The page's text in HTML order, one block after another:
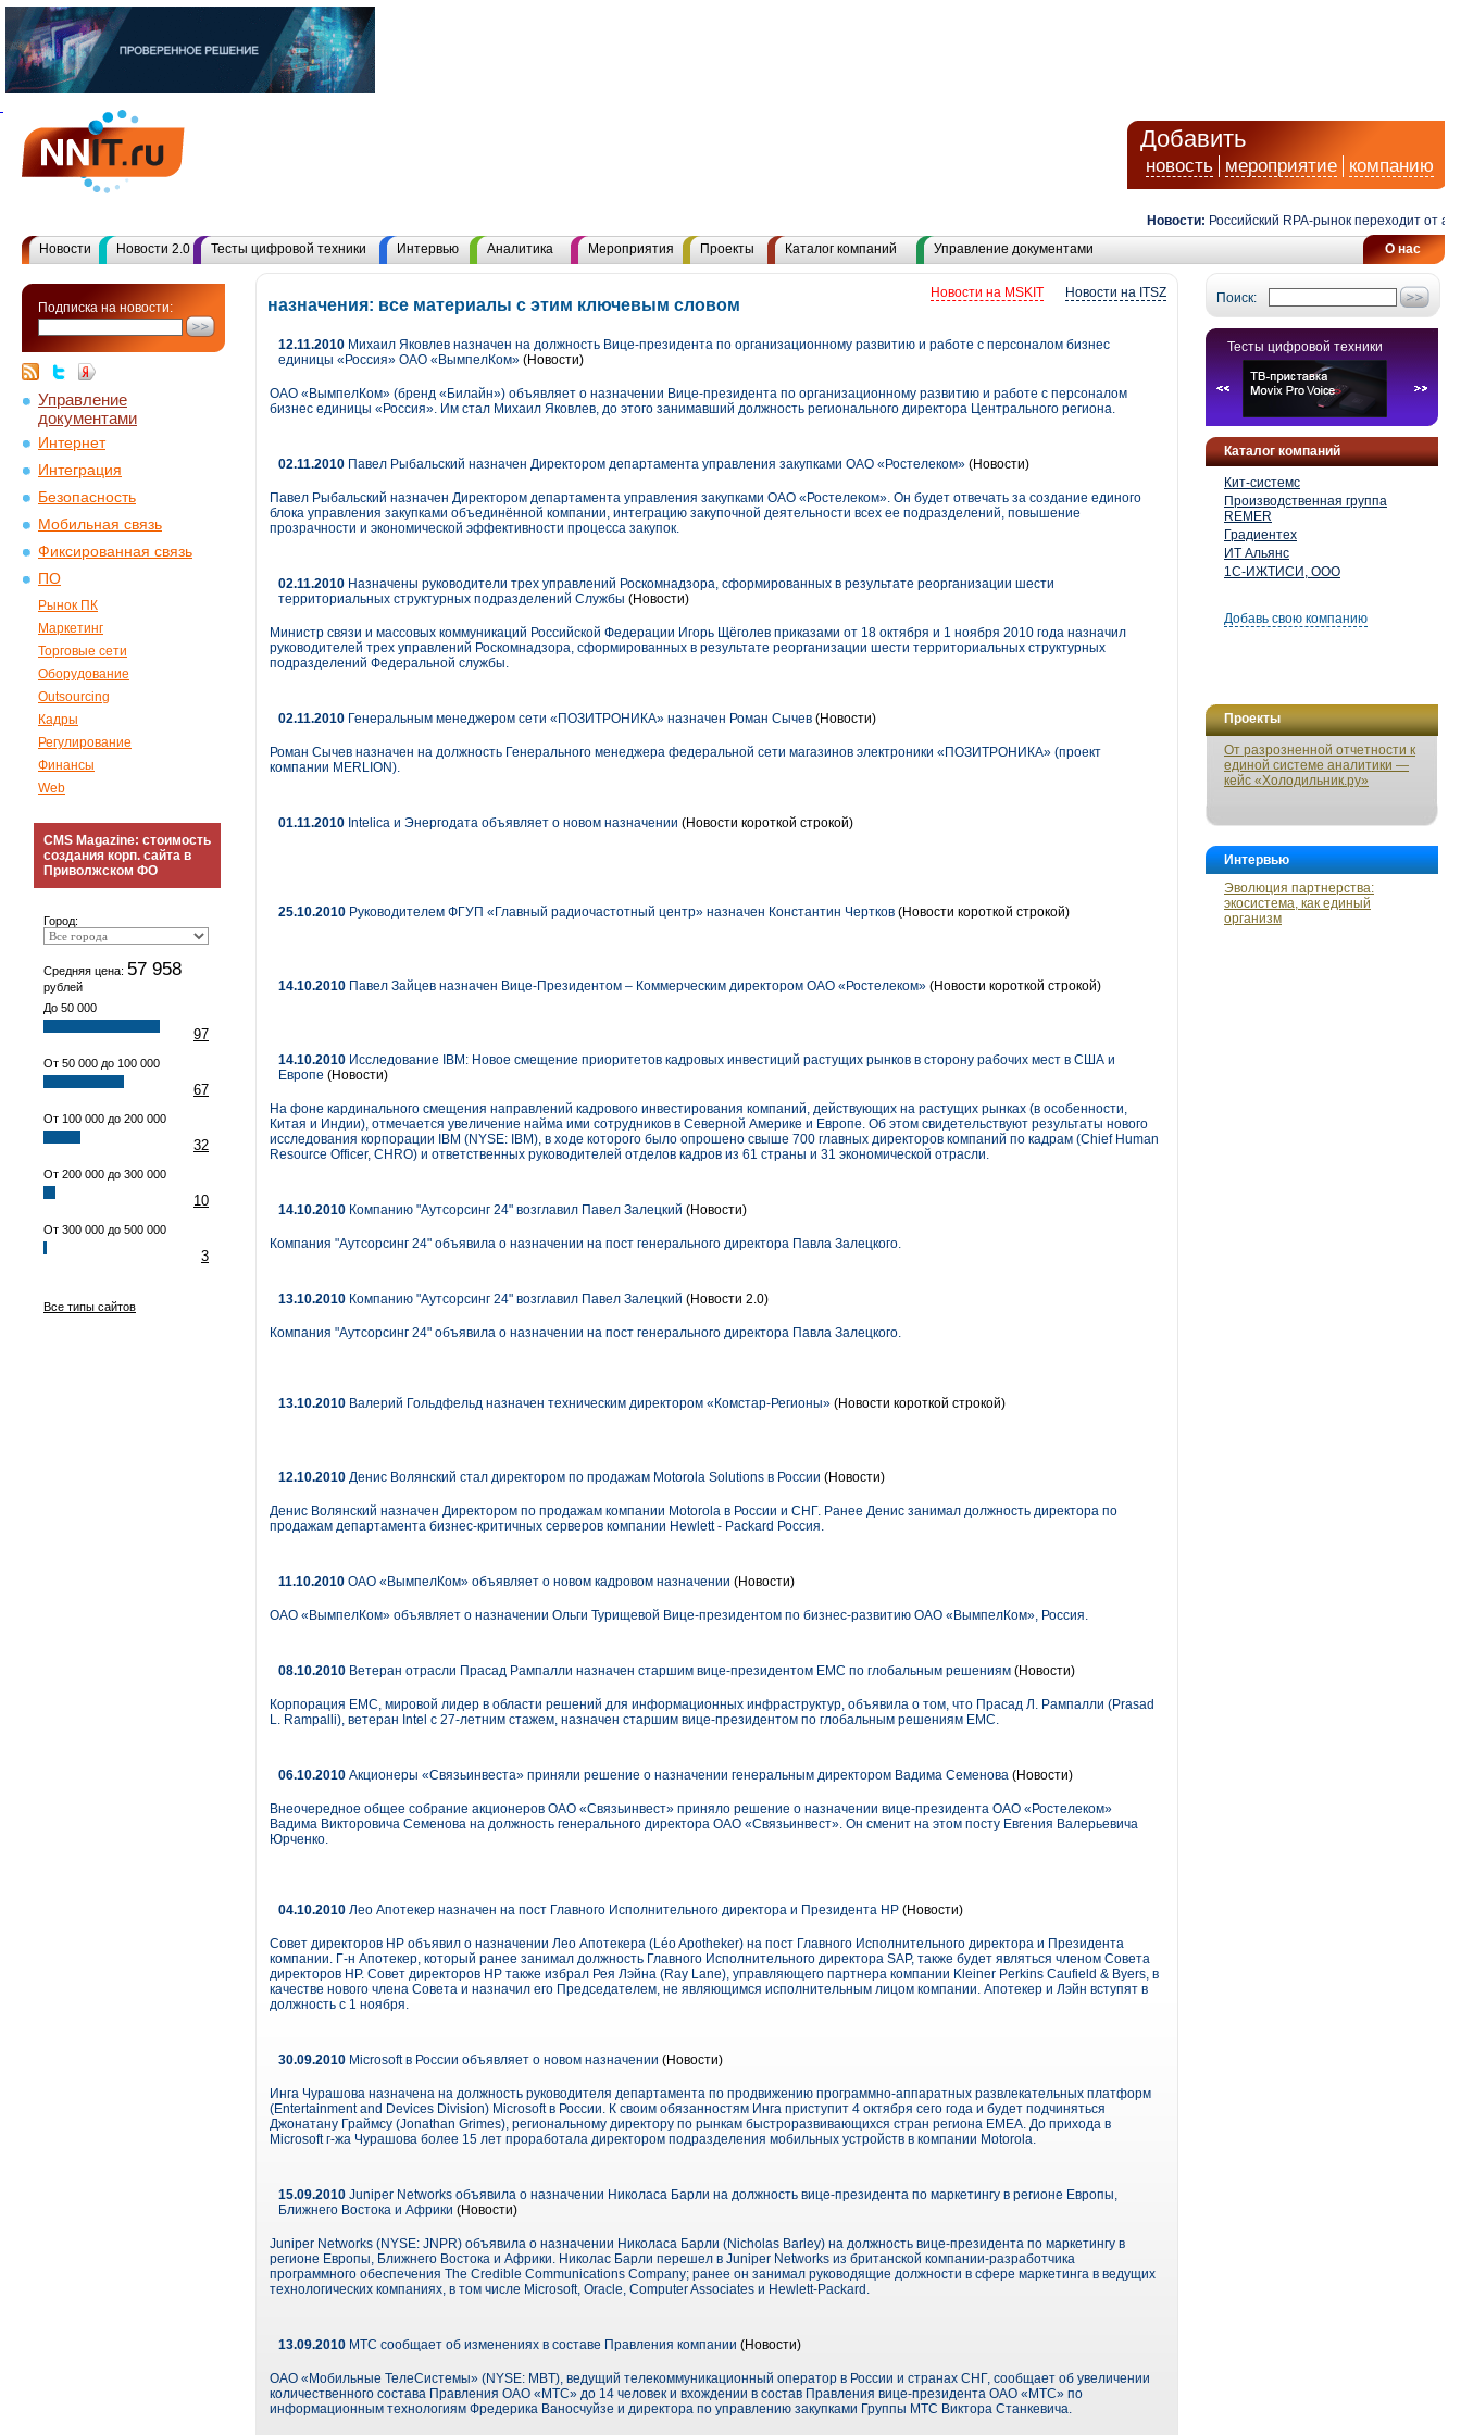
Добавить
новость мероприятие компанию
Новости: Российский RPA-рынок переходит от
О нас
Новости Новости 2.0 Тесты цифровой техники Интервью Аналитика Мероприятия Проекты Каталог компаний Управление документами
Подписка на новости:
Управление
документами
Интернет
Интеграция
Безопасность
Мобильная связь
Фиксированная связь
ПО
Рынок ПК
Маркетинг
Торговые сети
Оборудование
Outsourcing
Кадры
Регулирование
Финансы
Web
CMS Magazine: стоимость
создания корп. сайта в
Приволжском ФО
Город:
Средняя цена: 57 958
рублей
До 50 000
97
От 50 000 до 100 000
67
От 100 000 до 200 000
32
От 200 000 до 300 000
10
От 300 000 до 500 000
3
Все типы сайтов
Поиск:
Тесты цифровой техники
Каталог компаний
Кит-системс
Производственная группа
REMER
Градиентех
ИТ Альянс
1С-ИЖТИСИ, ООО
Добавь свою компанию
Проекты
От разрозненной отчетности к
единой системе аналитики —
кейс «Холодильник.ру»
Интервью
Эволюция партнерства:
экосистема, как единый
организм
Новости на ITSZ
Новости на MSKIT
назначения: все материалы с этим ключевым словом
12.11.2010 Михаил Яковлев назначен на должность Вице-президента по организационному развитию и работе с персоналом бизнес
единицы «Россия» ОАО «ВымпелКом» (Новости)
ОАО «ВымпелКом» (бренд «Билайн») объявляет о назначении Вице-президента по организационному развитию и работе с персоналом
бизнес единицы «Россия». Им стал Михаил Яковлев, до этого занимавший должность регионального директора Центрального региона.
02.11.2010 Павел Рыбальский назначен Директором департамента управления закупками ОАО «Ростелеком» (Новости)
Павел Рыбальский назначен Директором департамента управления закупками ОАО «Ростелеком». Он будет отвечать за создание единого
блока управления закупками объединённой компании, интеграцию закупочной деятельности всех ее подразделений, повышение
прозрачности и экономической эффективности процесса закупок.
02.11.2010 Назначены руководители трех управлений Роскомнадзора, сформированных в результате реорганизации шести
территориальных структурных подразделений Службы (Новости)
Министр связи и массовых коммуникаций Российской Федерации Игорь Щёголев приказами от 18 октября и 1 ноября 2010 года назначил
руководителей трех управлений Роскомнадзора, сформированных в результате реорганизации шести территориальных структурных
подразделений Федеральной службы.
02.11.2010 Генеральным менеджером сети «ПОЗИТРОНИКА» назначен Роман Сычев (Новости)
Роман Сычев назначен на должность Генерального менеджера федеральной сети магазинов электроники «ПОЗИТРОНИКА» (проект
компании MERLION).
01.11.2010 Intelica и Энергодата объявляет о новом назначении (Новости короткой строкой)
25.10.2010 Руководителем ФГУП «Главный радиочастотный центр» назначен Константин Чертков (Новости короткой строкой)
14.10.2010 Павел Зайцев назначен Вице-Президентом – Коммерческим директором ОАО «Ростелеком» (Новости короткой строкой)
14.10.2010 Исследование IBM: Новое смещение приоритетов кадровых инвестиций растущих рынков в сторону рабочих мест в США и
Европе (Новости)
На фоне кардинального смещения направлений кадрового инвестирования компаний, действующих на растущих рынках (в особенности,
Китая и Индии), отмечается увеличение найма ими сотрудников в Северной Америке и Европе. Об этом свидетельствуют результаты нового
исследования корпорации IBM (NYSE: IBM), в ходе которого было опрошено свыше 700 главных директоров компаний по кадрам (Chief Human
Resource Officer, CHRO) и ответственных руководителей отделов кадров из 61 страны и 31 экономической отрасли.
14.10.2010 Компанию "Аутсорсинг 24" возглавил Павел Залецкий (Новости)
Компания "Аутсорсинг 24" объявила о назначении на пост генерального директора Павла Залецкого.
13.10.2010 Компанию "Аутсорсинг 24" возглавил Павел Залецкий (Новости 2.0)
Компания "Аутсорсинг 24" объявила о назначении на пост генерального директора Павла Залецкого.
13.10.2010 Валерий Гольдфельд назначен техническим директором «Комстар-Регионы» (Новости короткой строкой)
12.10.2010 Денис Волянский стал директором по продажам Motorola Solutions в России (Новости)
Денис Волянский назначен Директором по продажам компании Motorola в России и СНГ. Ранее Денис занимал должность директора по
продажам департамента бизнес-критичных серверов компании Hewlett - Packard Россия.
11.10.2010 ОАО «ВымпелКом» объявляет о новом кадровом назначении (Новости)
ОАО «ВымпелКом» объявляет о назначении Ольги Турищевой Вице-президентом по бизнес-развитию ОАО «ВымпелКом», Россия.
08.10.2010 Ветеран отрасли Прасад Рампалли назначен старшим вице-президентом EMC по глобальным решениям (Новости)
Корпорация EMC, мировой лидер в области решений для информационных инфраструктур, объявила о том, что Прасад Л. Рампалли (Prasad
L. Rampalli), ветеран Intel с 27-летним стажем, назначен старшим вице-президентом по глобальным решениям EMC.
06.10.2010 Акционеры «Связьинвеста» приняли решение о назначении генеральным директором Вадима Семенова (Новости)
Внеочередное общее собрание акционеров ОАО «Связьинвест» приняло решение о назначении вице-президента ОАО «Ростелеком»
Вадима Викторовича Семенова на должность генерального директора ОАО «Связьинвест». Он сменит на этом посту Евгения Валерьевича
Юрченко.
04.10.2010 Лео Апотекер назначен на пост Главного Исполнительного директора и Президента HP (Новости)
Совет директоров HP объявил о назначении Лео Апотекера (Léo Apotheker) на пост Главного Исполнительного директора и Президента
компании. Г-н Апотекер, который ранее занимал должность Главного Исполнительного директора SAP, также будет являться членом Совета
директоров HP. Совет директоров НР также избрал Рея Лэйна (Ray Lane), управляющего партнера компании Kleiner Perkins Caufield & Byers, в
качестве нового члена Совета и назначил его Председателем, не являющимся исполнительным лицом компании. Апотекер и Лэйн вступят в
должность с 1 ноября.
30.09.2010 Microsoft в России объявляет о новом назначении (Новости)
Инга Чурашова назначена на должность руководителя департамента по продвижению программно-аппаратных развлекательных платформ
(Entertainment and Devices Division) Microsoft в России. К своим обязанностям Инга приступит 4 октября сего года и будет подчиняться
Джонатану Граймсу (Jonathan Grimes), региональному директору по рынкам быстроразвивающихся стран региона EMEA. До прихода в
Microsoft г-жа Чурашова более 15 лет проработала директором подразделения мобильных устройств в компании Motorola.
15.09.2010 Juniper Networks объявила о назначении Николаса Барли на должность вице-президента по маркетингу в регионе Европы,
Ближнего Востока и Африки (Новости)
Juniper Networks (NYSE: JNPR) объявила о назначении Николаса Барли (Nicholas Barley) на должность вице-президента по маркетингу в
регионе Европы, Ближнего Востока и Африки. Николас Барли перешел в Juniper Networks из британской компании-разработчика
программного обеспечения The Credible Communications Company; ранее он занимал руководящие должности в сфере маркетинга в ведущих
технологических компаниях, в том числе Microsoft, Oracle, Computer Associates и Hewlett-Packard.
13.09.2010 МТС сообщает об изменениях в составе Правления компании (Новости)
ОАО «Мобильные ТелеСистемы» (NYSE: MBT), ведущий телекоммуникационный оператор в России и странах СНГ, сообщает об увеличении
количественного состава Правления ОАО «МТС» до 14 человек и вхождении в состав Правления вице-президента ОАО «МТС» по
информационным технологиям Фредерика Ваносчуйзе и директора по управлению закупками Группы МТС Виктора Станкевича.